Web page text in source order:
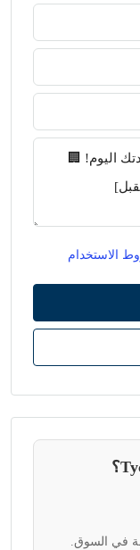
الاستخدام
في السوق.